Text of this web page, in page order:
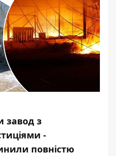
завод з
-
повністю